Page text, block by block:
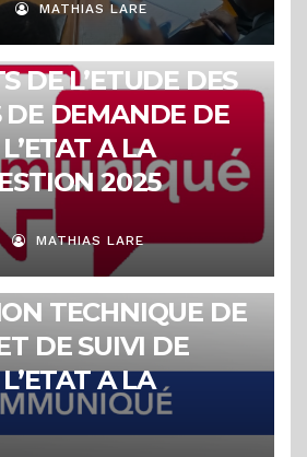
MATHIAS LARE
DE L’ETUDE DES
DE DEMANDE DE
A LA
2025
MATHIAS LARE
DE LA
TECHNIQUE DE
DE SUIVI DE
A LA